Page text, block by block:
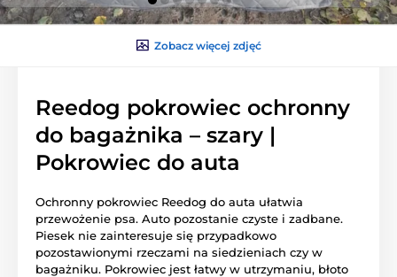
Zobacz więcej zdjęć
Reedog pokrowiec ochronny
do bagażnika – szary |
Pokrowiec do auta
Ochronny pokrowiec Reedog do auta ułatwia
przewożenie psa. Auto pozostanie czyste i zadbane.
Piesek nie zainteresuje się przypadkowo
pozostawionymi rzeczami na siedzieniach czy w
bagażniku. Pokrowiec jest łatwy w utrzymaniu, błoto